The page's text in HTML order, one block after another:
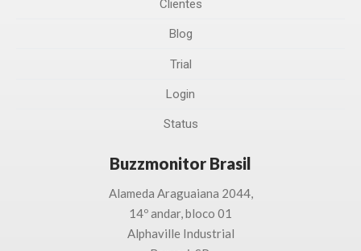
Clientes
Blog
Trial
Login
Status
Buzzmonitor Brasil
Alameda Araguaiana 2044,
14º andar, bloco 01
Alphaville Industrial